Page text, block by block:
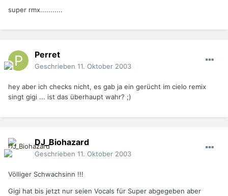
super rmx...........
Perret
Geschrieben 11. Oktober 2003
hey aber ich checks nicht, es gab ja ein gerücht im cielo remix
singt gigi ... ist das überhaupt wahr? ;)
DJ_Biohazard
Geschrieben 11. Oktober 2003
Völliger Schwachsinn !!!
Gigi hat bis jetzt nur seien Vocals für Super abgegeben aber